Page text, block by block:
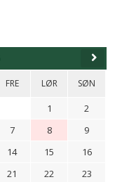
FRE LØR SØN
1
2
7 8
9
14 15
16
21 22
23